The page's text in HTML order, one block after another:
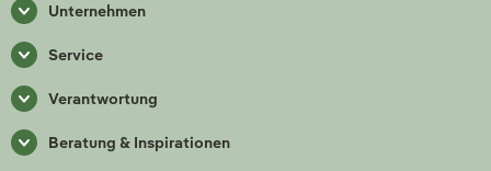
Unternehmen
Service
Verantwortung
Beratung & Inspirationen